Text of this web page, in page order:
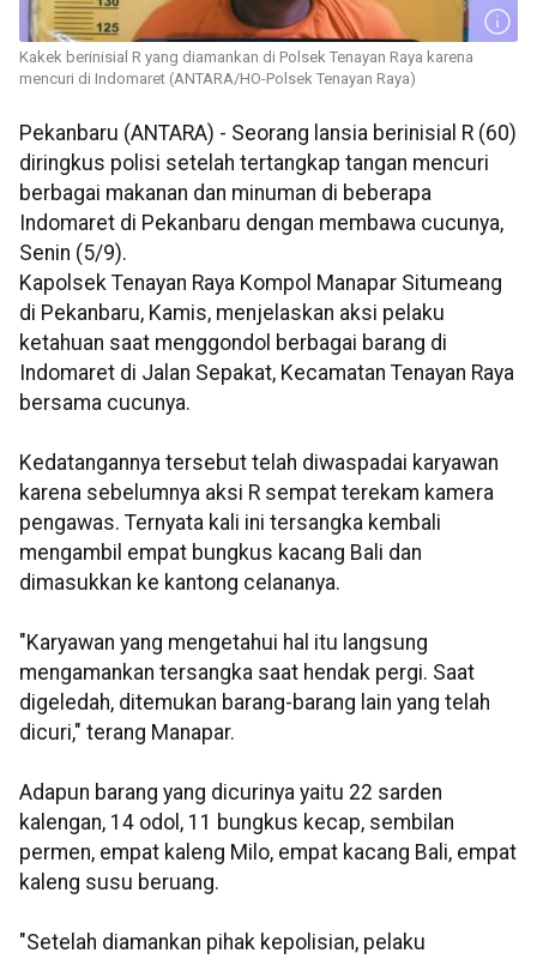
Kakek berinisial R yang diamankan di Polsek Tenayan Raya karena
mencuri di Indomaret (ANTARA/HO-Polsek Tenayan Raya)
Pekanbaru (ANTARA) - Seorang lansia berinisial R (60)
diringkus polisi setelah tertangkap tangan mencuri
berbagai makanan dan minuman di beberapa
Indomaret di Pekanbaru dengan membawa cucunya,
Senin (5/9).
Kapolsek Tenayan Raya Kompol Manapar Situmeang
di Pekanbaru, Kamis, menjelaskan aksi pelaku
ketahuan saat menggondol berbagai barang di
Indomaret di Jalan Sepakat, Kecamatan Tenayan Raya
bersama cucunya.
Kedatangannya tersebut telah diwaspadai karyawan
karena sebelumnya aksi R sempat terekam kamera
pengawas. Ternyata kali ini tersangka kembali
mengambil empat bungkus kacang Bali dan
dimasukkan ke kantong celananya.
"Karyawan yang mengetahui hal itu langsung
mengamankan tersangka saat hendak pergi. Saat
digeledah, ditemukan barang-barang lain yang telah
dicuri," terang Manapar.
Adapun barang yang dicurinya yaitu 22 sarden
kalengan, 14 odol, 11 bungkus kecap, sembilan
permen, empat kaleng Milo, empat kacang Bali, empat
kaleng susu beruang.
"Setelah diamankan pihak kepolisian, pelaku